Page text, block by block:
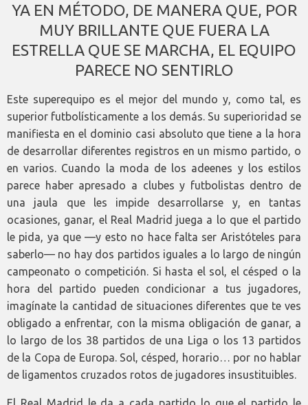
YA EN MÉTODO, DE MANERA QUE, POR
MUY BRILLANTE QUE FUERA LA
ESTRELLA QUE SE MARCHA, EL EQUIPO
PARECE NO SENTIRLO
Este superequipo es el mejor del mundo y, como tal, es
superior futbolísticamente a los demás. Su superioridad se
manifiesta en el dominio casi absoluto que tiene a la hora
de desarrollar diferentes registros en un mismo partido, o
en varios. Cuando la moda de los adeenes y los estilos
parece haber apresado a clubes y futbolistas dentro de
una jaula que les impide desarrollarse y, en tantas
ocasiones, ganar, el Real Madrid juega a lo que el partido
le pida, ya que —y esto no hace falta ser Aristóteles para
saberlo— no hay dos partidos iguales a lo largo de ningún
campeonato o competición. Si hasta el sol, el césped o la
hora del partido pueden condicionar a tus jugadores,
imagínate la cantidad de situaciones diferentes que te ves
obligado a enfrentar, con la misma obligación de ganar, a
lo largo de los 38 partidos de una Liga o los 13 partidos
de la Copa de Europa. Sol, césped, horario… por no hablar
de ligamentos cruzados rotos de jugadores insustituibles.